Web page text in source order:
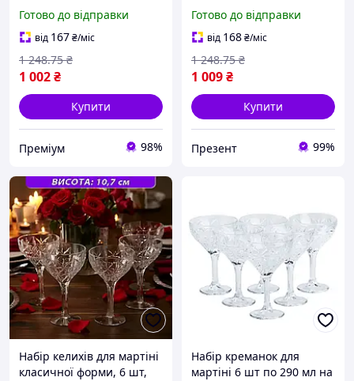
келихи для коктейлів
прозор LIP77/R
Готово до відправки
від 167₴/міс
1 002₴
1 248.75 ₴
Купити
Преміум 98%
скляні келихи для
коктейлів прозор PREZ2/G
Готово до відправки
від 168₴/міс
1 009₴
1 248.75 ₴
Купити
Презент 99%
Набір келихів для мартіні
класичної форми, 6 шт,
Набір креманок для
мартіні 6 шт по 290 мл на